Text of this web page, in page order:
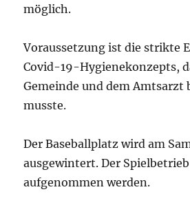
möglich.
Voraussetzung ist die strikte
Covid-19-Hygienekonzepts,
Gemeinde und dem Amtsarzt
musste.
Der Baseballplatz wird am
ausgewintert. Der
aufgenommen werden.